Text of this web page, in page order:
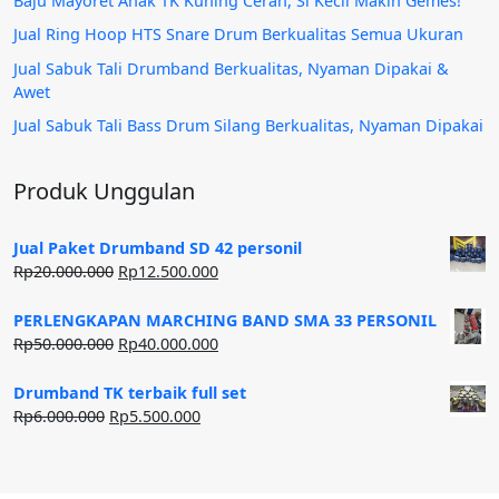
Jual Ring Hoop HTS Snare Drum Berkualitas Semua Ukuran
Jual Sabuk Tali Drumband Berkualitas, Nyaman Dipakai &
Awet
Jual Sabuk Tali Bass Drum Silang Berkualitas, Nyaman Dipakai
Produk Unggulan
Jual Paket Drumband SD 42 personil
Rp20.000.000 Harga
adalah:
Rp20.000.000.
Rp12.500.000Harga
ini
adalah:
PERLENGKAPAN MARCHING BAND SMA 33 PERSONIL
Rp50.000.000 Harga
adalah:
Rp50.000.000.
Rp40.000.000Harga
ini
Drumband TK terbaik full set
Rp6.000.000 Harga
Rp5.500.000Harga